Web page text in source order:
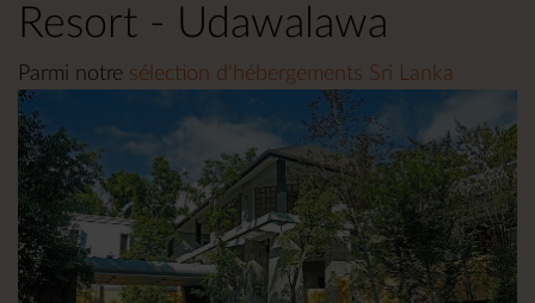
Resort - Udawalawa
Parmi notre sélection d'hébergements Sri Lanka